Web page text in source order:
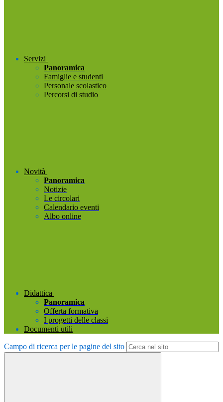
Servizi
Panoramica
Famiglie e studenti
Personale scolastico
Percorsi di studio
Novità
Panoramica
Notizie
Le circolari
Calendario eventi
Albo online
Didattica
Panoramica
Offerta formativa
I progetti delle classi
Documenti utili
Campo di ricerca per le pagine del sito